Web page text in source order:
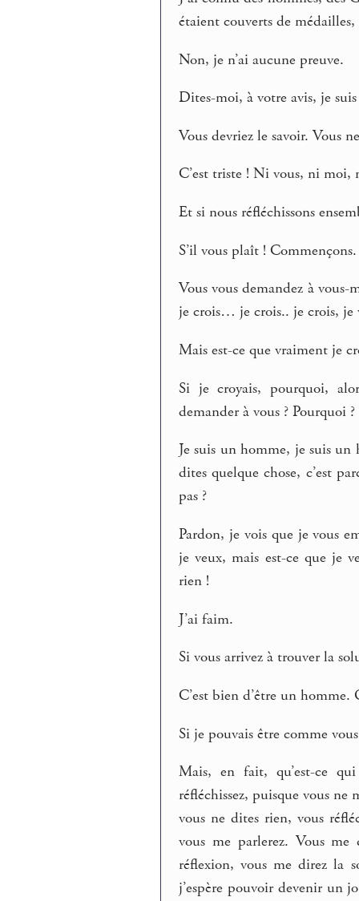
étaient couverts de
Non, je n’ai aucune preuve.
Dites-moi, à votre avis, je
Vous devriez le savoir. Vous
C’est triste ! Ni vous, ni moi,
Et si nous réfléchissons
S’il vous plaît ! Commençons.
Vous vous demandez à
je crois… je crois.. je crois, je
Mais est-ce que vraiment je
Si je croyais, pourquoi,
demander à vous ? Pourquoi
Je suis un homme, je suis
dites quelque chose, c’est
pas ?
Pardon, je vois que je vous
je veux, mais est-ce que je
rien !
J’ai faim.
Si vous arrivez à trouver la
C’est bien d’être un
Si je pouvais être comme
Mais, en fait, qu’est-ce
réfléchissez, puisque vous ne
vous ne dites rien, vous
vous me parlerez. Vous me
réflexion, vous me direz la
j’espère pouvoir devenir un